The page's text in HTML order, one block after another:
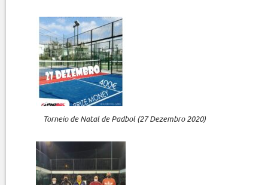
Torneio de Natal de Padbol (27 Dezembro 2020)